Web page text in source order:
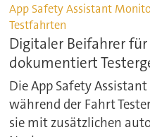
App Safety Assistant
Testfahrten
Digitaler Beifahrer
dokumentiert
Die App Safety
während der Fahrt
sie mit zusätzlichen